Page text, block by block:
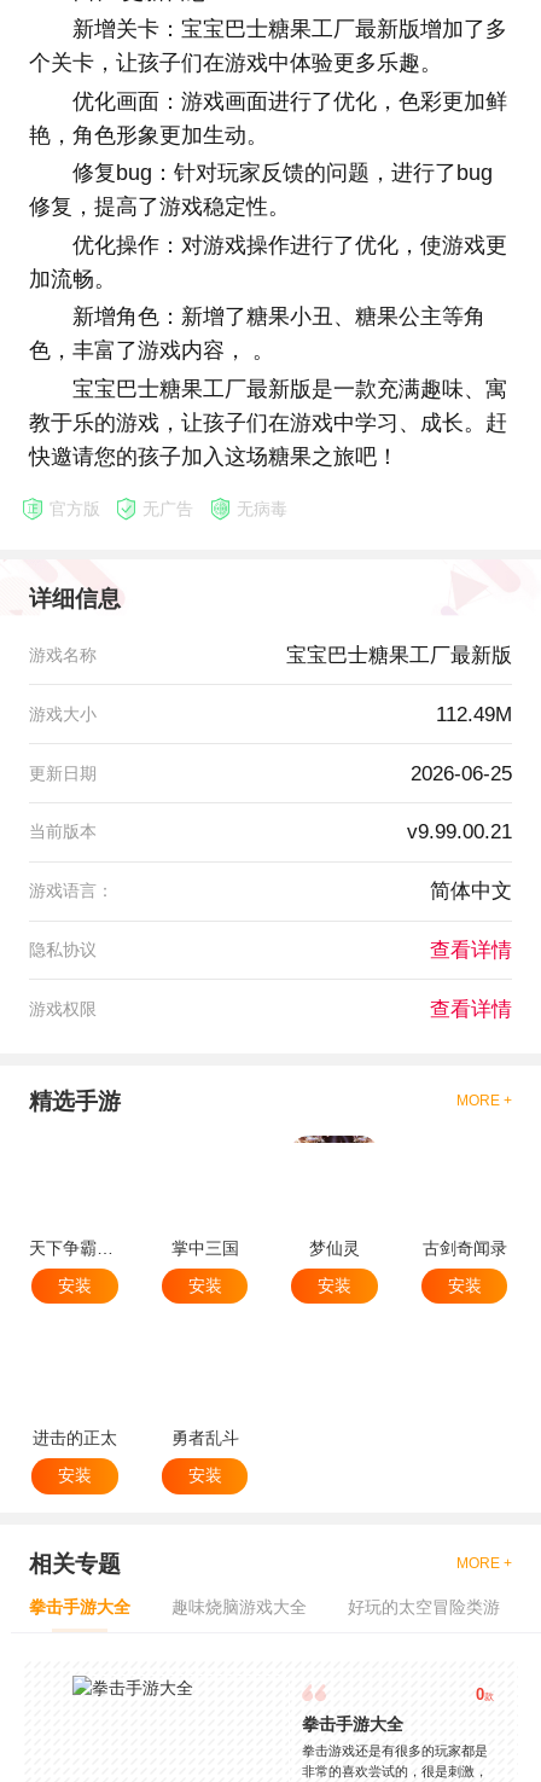
新增关卡：宝宝巴士糖果工厂最新版增加了多
个关卡，让孩子们在游戏中体验更多乐趣。
优化画面：游戏画面进行了优化，色彩更加鲜
艳，角色形象更加生动。
修复bug：针对玩家反馈的问题，进行了bug
修复，提高了游戏稳定性。
优化操作：对游戏操作进行了优化，使游戏更
加流畅。
新增角色：新增了糖果小丑、糖果公主等角
色，丰富了游戏内容， 。
宝宝巴士糖果工厂最新版是一款充满趣味、寓
教于乐的游戏，让孩子们在游戏中学习、成长。赶
快邀请您的孩子加入这场糖果之旅吧！
官方版 无广告 无病毒
详细信息
游戏名称 宝宝巴士糖果工厂最新版
游戏大小 112.49M
更新日期 2026-06-25
当前版本 v9.99.00.21
游戏语言： 简体中文
隐私协议 查看详情
游戏权限 查看详情
精选手游 MORE +
天下争霸三国志
安装
掌中三国
安装
梦仙灵
安装
古剑奇闻录
安装
进击的正太
安装
勇者乱斗
安装
相关专题 MORE +
拳击手游大全 趣味烧脑游戏大全 好玩的太空冒险类游
0款
拳击手游大全
拳击游戏还是有很多的玩家都是
非常的喜欢尝试的，很是刺激，